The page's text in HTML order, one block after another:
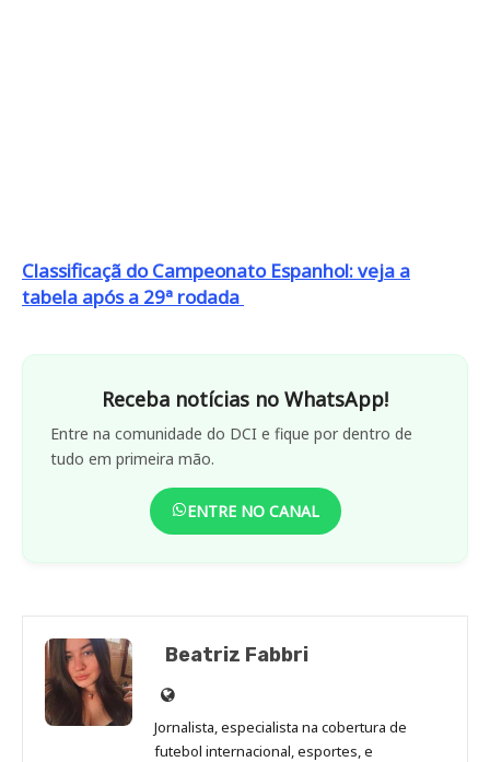
Classificaçã do Campeonato Espanhol: veja a
tabela após a 29ª rodada
Receba notícias no WhatsApp!
Entre na comunidade do DCI e fique por dentro de
tudo em primeira mão.
ENTRE NO CANAL
Beatriz Fabbri
Site
de
Beatriz
Jornalista, especialista na cobertura de
futebol internacional, esportes, e